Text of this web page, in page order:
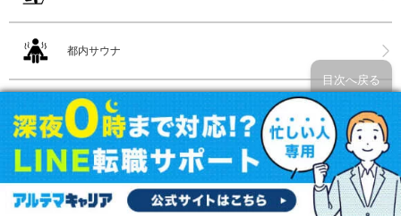
都内サウナ
全国サウナ
民泊サイト・サービス
目次へ戻る